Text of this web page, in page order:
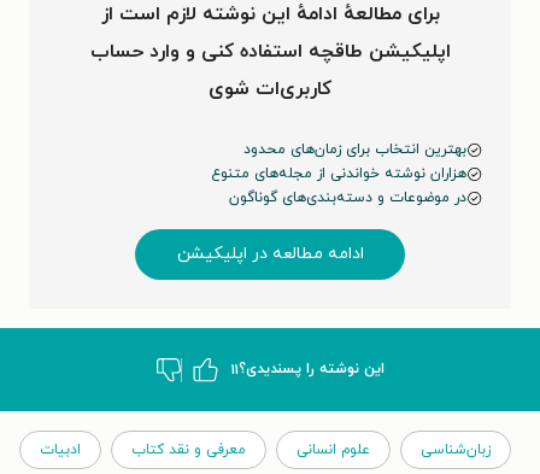
برای مطالعهٔ ادامهٔ این نوشته لازم است از
اپلیکیشن طاقچه استفاده کنی و وارد حساب
کاربری‌ات شوی
بهترین انتخاب برای زمان‌های محدود
هزاران نوشته خواندنی از مجله‌های متنوع
در موضوعات و دسته‌بندی‌های گوناگون
ادامه مطالعه در اپلیکیشن
این نوشته‌ را پسندیدی؟۱۱
زبان‌شناسی علوم انسانی معرفی و نقد کتاب ادبیات